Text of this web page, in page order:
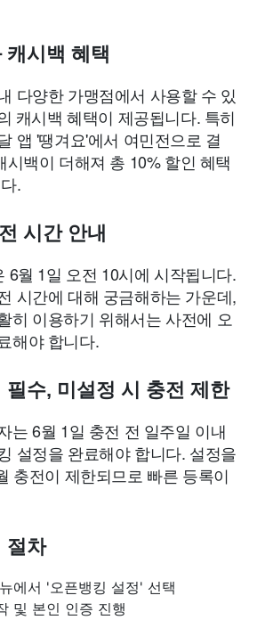
캐시백 혜택
다양한 가맹점에서 사용할 수 있
캐시백 혜택이 제공됩니다. 특히
앱 '땡겨요'에서 여민전으로 결
시백이 더해져 총 10% 할인 혜택
.
시간 안내
6월 1일 오전 10시에 시작됩니다.
시간에 대해 궁금해하는 가운데,
히 이용하기 위해서는 사전에 오
해야 합니다.
필수, 미설정 시 충전 제한
는 6월 1일 충전 전 일주일 이내
설정을 완료해야 합니다. 설정을
충전이 제한되므로 빠른 등록이
절차
에서 '오픈뱅킹 설정' 선택
및 본인 인증 진행